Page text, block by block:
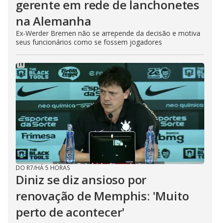
gerente em rede de lanchonetes
na Alemanha
Ex-Werder Bremen não se arrepende da decisão e motiva
seus funcionários como se fossem jogadores
DO R7/HÁ 5 HORAS
Diniz se diz ansioso por
renovação de Memphis: 'Muito
perto de acontecer'